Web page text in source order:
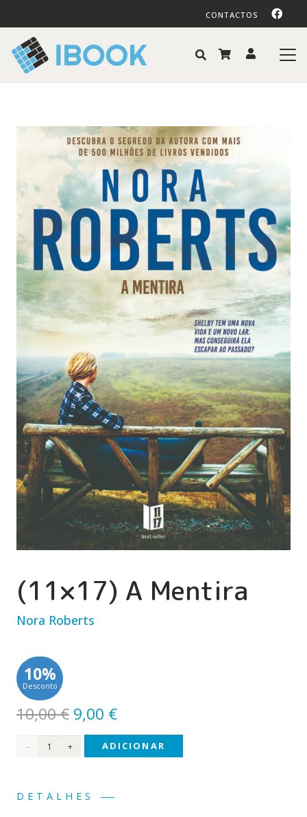
CONTACTOS
(11×17) A Mentira
Nora Roberts
10%
Desconto
10,00€ O
preço
original
10,00 €.
9,00 €O
preço
atual
Quantidade
ADICIONAR
DETALHES